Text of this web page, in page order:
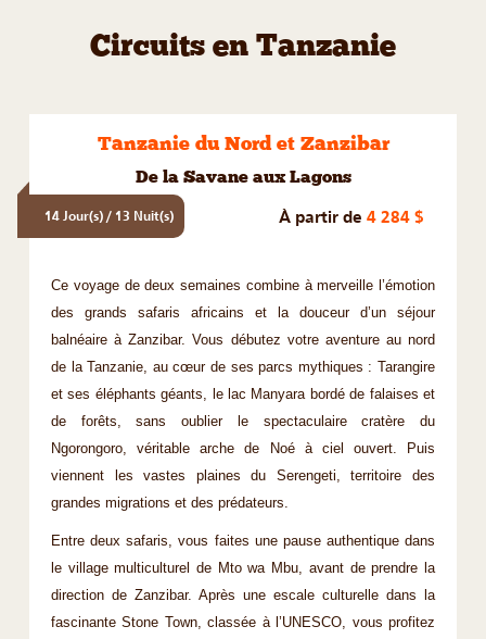
Circuits en Tanzanie
Tanzanie du Nord et Zanzibar
De la Savane aux Lagons
14 Jour(s) / 13 Nuit(s) À partir de 4 284 $
Ce voyage de deux semaines combine à merveille l’émotion
des grands safaris africains et la douceur d’un séjour
balnéaire à Zanzibar. Vous débutez votre aventure au nord
de la Tanzanie, au cœur de ses parcs mythiques : Tarangire
et ses éléphants géants, le lac Manyara bordé de falaises et
de forêts, sans oublier le spectaculaire cratère du
Ngorongoro, véritable arche de Noé à ciel ouvert. Puis
viennent les vastes plaines du Serengeti, territoire des
grandes migrations et des prédateurs.
Entre deux safaris, vous faites une pause authentique dans
le village multiculturel de Mto wa Mbu, avant de prendre la
direction de Zanzibar. Après une escale culturelle dans la
fascinante Stone Town, classée à l’UNESCO, vous profitez